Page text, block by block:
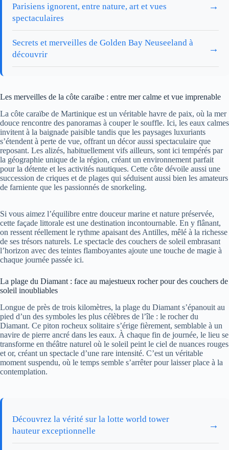
Parisiens ignorent, entre nature, art et vues
spectaculaires
→
Secrets et merveilles de Golden Bay Neuseeland à
découvrir
→
Les merveilles de la côte caraïbe : entre mer calme et vue imprenable
La côte caraïbe de Martinique est un véritable havre de paix, où la mer
douce rencontre des panoramas à couper le souffle. Ici, les eaux calmes
invitent à la baignade paisible tandis que les paysages luxuriants
s’étendent à perte de vue, offrant un décor aussi spectaculaire que
reposant. Les alizés, habituellement vifs ailleurs, sont ici tempérés par
la géographie unique de la région, créant un environnement parfait
pour la détente et les activités nautiques. Cette côte dévoile aussi une
succession de criques et de plages qui séduisent aussi bien les amateurs
de farniente que les passionnés de snorkeling.
Si vous aimez l’équilibre entre douceur marine et nature préservée,
cette façade littorale est une destination incontournable. En y flânant,
on ressent réellement le rythme apaisant des Antilles, mêlé à la richesse
de ses trésors naturels. Le spectacle des couchers de soleil embrasant
l’horizon avec des teintes flamboyantes ajoute une touche de magie à
chaque journée passée ici.
La plage du Diamant : face au majestueux rocher pour des couchers de
soleil inoubliables
Longue de près de trois kilomètres, la plage du Diamant s’épanouit au
pied d’un des symboles les plus célèbres de l’île : le rocher du
Diamant. Ce piton rocheux solitaire s’érige fièrement, semblable à un
navire de pierre ancré dans les eaux. À chaque fin de journée, le lieu se
transforme en théâtre naturel où le soleil peint le ciel de nuances rouges
et or, créant un spectacle d’une rare intensité. C’est un véritable
moment suspendu, où le temps semble s’arrêter pour laisser place à la
contemplation.
Découvrez la vérité sur la lotte world tower
hauteur exceptionnelle
→